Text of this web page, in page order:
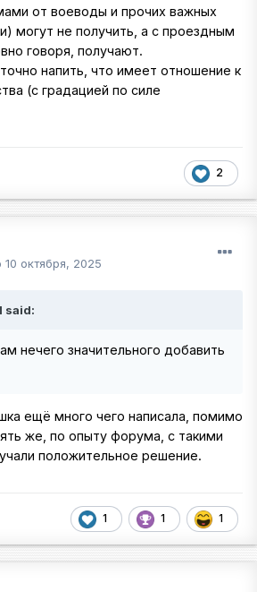
от воеводы и прочих важных
могут не получить, а с проездным
говоря, получают.
напить, что имеет отношение к
(с градацией по силе
2
10 октября, 2025
said:
нечего значительного добавить
ещё много чего написала, помимо
же, по опыту форума, с такими
положительное решение.
1 1 1